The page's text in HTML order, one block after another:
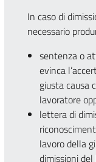
In caso di
necessario
sentenza o
evinca
giusta causa
lavoratore
lettera di
lavoro della
dimissioni